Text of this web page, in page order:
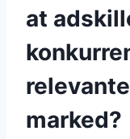
at
marked?